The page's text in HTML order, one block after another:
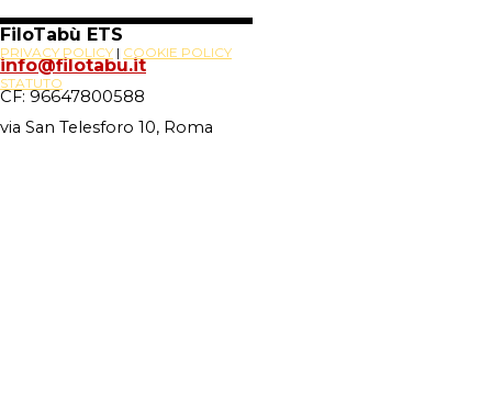
PRIVACY POLICY | COOKIE POLICY
STATUTO
FiloTabù ETS
info@filotabu.it
CF: 96647800588
via San Telesforo 10, Roma